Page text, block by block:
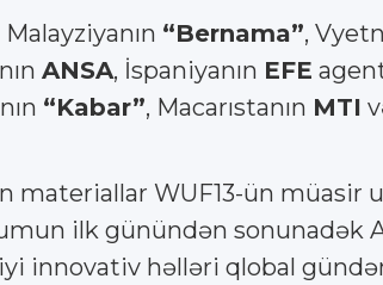
Malayziyanın “Bernama”,
ANSA, İspaniyanın EFE
“Kabar”, Macarıstanın MTI
materiallar WUF13-ün
ilk günündən sonunadək
innovativ həlləri qlobal